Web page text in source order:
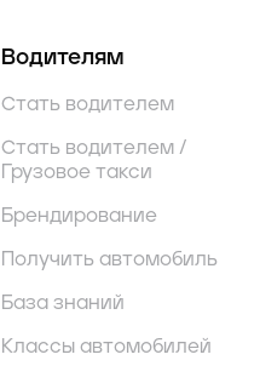
Водителям
Стать водителем
Стать водителем /
Грузовое такси
Брендирование
Получить автомобиль
База знаний
Классы автомобилей